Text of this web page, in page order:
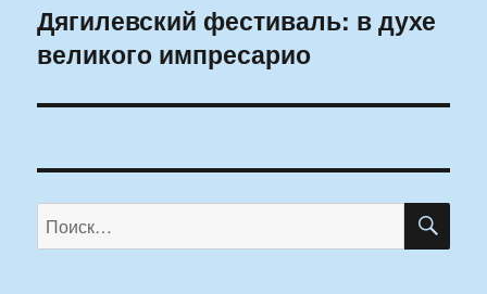
Следующая
запись:
Дягилевский фестиваль: в духе
великого импресарио
Искать: